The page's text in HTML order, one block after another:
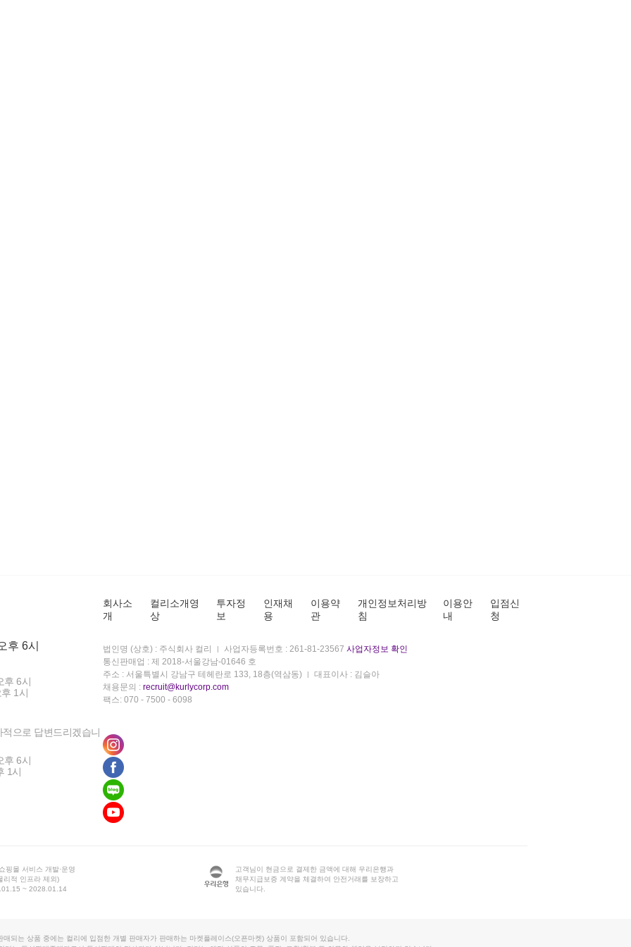
후 6시
후 6시
1시
으로 답변드리겠습니
후 6시
1시
회사소
개
컬리소개영
상
투자정
보
인재채
용
이용약
관
개인정보처리방
침
이용안
내
입점신
청
법인명 (상호) : 주식회사 컬리 사업자등록번호 : 261-81-23567 사업자정보 확인
통신판매업 : 제 2018-서울강남-01646 호
주소 : 서울특별시 강남구 테헤란로 133, 18층(역삼동)
대표이사 : 김슬아
채용문의 : recruit@kurlycorp.com
팩스: 070 - 7500 - 6098
핑몰 서비스 개발·운영
리적 인프라 제외)
~ 2028.01.14
고객님이 현금으로 결제한 금액에 대해 우리은행과
채무지급보증 계약을 체결하여 안전거래를 보장하고
있습니다.
매되는 상품 중에는 컬리에 입점한 개별 판매자가 판매하는 마켓플레이스(오픈마켓) 상품이 포함되어 있습니다.